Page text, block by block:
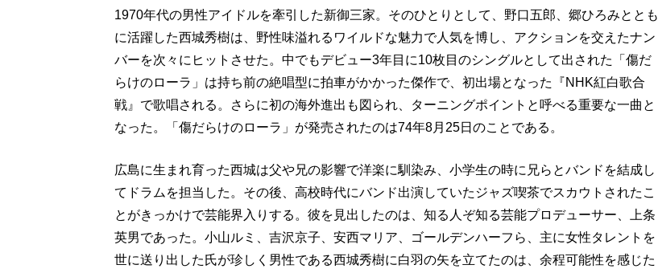
1970年代の男性アイドルを牽引した新御三家。そのひとりとして、野口五郎、郷ひろみととも
に活躍した西城秀樹は、野性味溢れるワイルドな魅力で人気を博し、アクションを交えたナン
バーを次々にヒットさせた。中でもデビュー3年目に10枚目のシングルとして出された「傷だ
らけのローラ」は持ち前の絶唱型に拍車がかかった傑作で、初出場となった『NHK紅白歌合
戦』で歌唱される。さらに初の海外進出も図られ、ターニングポイントと呼べる重要な一曲と
なった。「傷だらけのローラ」が発売されたのは74年8月25日のことである。
広島に生まれ育った西城は父や兄の影響で洋楽に馴染み、小学生の時に兄らとバンドを結成し
てドラムを担当した。その後、高校時代にバンド出演していたジャズ喫茶でスカウトされたこ
とがきっかけで芸能界入りする。彼を見出したのは、知る人ぞ知る芸能プロデューサー、上条
英男であった。小山ルミ、吉沢京子、安西マリア、ゴールデンハーフら、主に女性タレントを
世に送り出した氏が珍しく男性である西城秀樹に白羽の矢を立てたのは、余程可能性を感じた